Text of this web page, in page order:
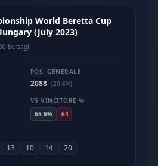
World Beretta Cup
(July 2023)
bersagli
POS. GENERALE
2088 (20.6%)
VS VINCITORE %
65.6%
-64
13 10 14 20